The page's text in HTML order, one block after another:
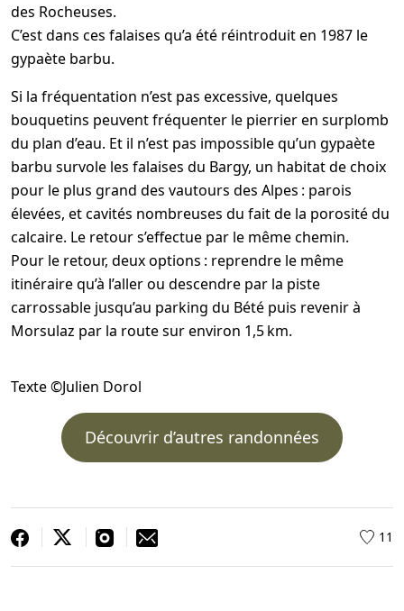
des Rocheuses.
C’est dans ces falaises qu’a été réintroduit en 1987 le
gypaète barbu.
Si la fréquentation n’est pas excessive, quelques
bouquetins peuvent fréquenter le pierrier en surplomb
du plan d’eau. Et il n’est pas impossible qu’un gypaète
barbu survole les falaises du Bargy, un habitat de choix
pour le plus grand des vautours des Alpes : parois
élevées, et cavités nombreuses du fait de la porosité du
calcaire. Le retour s’effectue par le même chemin.
Pour le retour, deux options : reprendre le même
itinéraire qu’à l’aller ou descendre par la piste
carrossable jusqu’au parking du Bété puis revenir à
Morsulaz par la route sur environ 1,5 km.
Texte ©Julien Dorol
Découvrir d’autres randonnées
11